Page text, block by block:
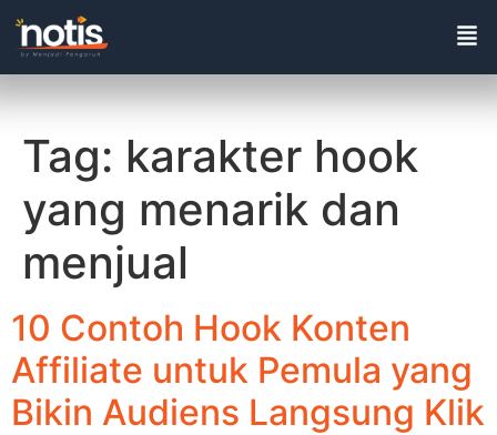
Tag: karakter hook
yang menarik dan
menjual
10 Contoh Hook Konten
Affiliate untuk Pemula yang
Bikin Audiens Langsung Klik